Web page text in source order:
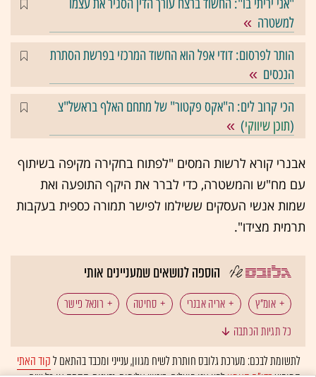
למשטרה
הותר לפרסום: דודי אפל הוא החשוד המרכזי בפרשת הסתרת
הנכסים
הכי קרוב לים: ה"אקס פקטור" של מתחם האלף בראשל"צ
(תוכן שיווקי)
אבנרי קורא לרשות המסים "לפתוח בחקירה מקיפה בשיתוף
עם מח"ש והמשטרה, כדי לברר את היקף התופעה ואת
שמות אנשי העסקים ששילמו לפישר תמורה כספית בעקבות
תרמית מצידו".
הוספה לנושאים שמעניינים אותי
אומ"ץ אריה אבנרי סחיטה רונאל פישר
רשות המסים
כל תגיות הכתבה
לתשומת לבכם: מערכת גלובס חותרת לשיח מגוון, ענייני ומכבד בהתאם לקוד האתי